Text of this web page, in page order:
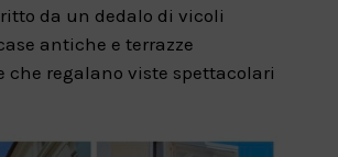
da un dedalo di vicoli
antiche e terrazze
che regalano viste spettacolari